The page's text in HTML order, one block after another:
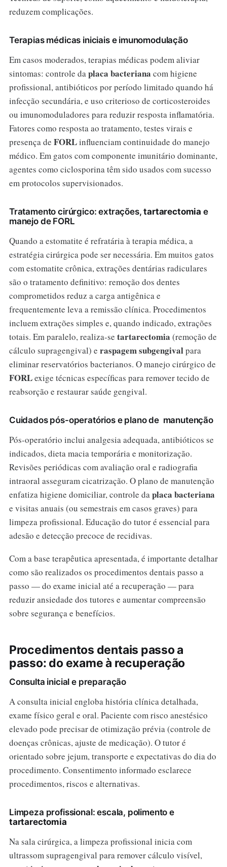
reduzem complicações.
Terapias médicas iniciais e imunomodulação
Em casos moderados, terapias médicas podem aliviar
sintomas: controle daplaca bacteriana com higiene
profissional, antibióticos por período limitado quando há
infecção secundária, e uso criterioso de corticosteroides
ou imunomoduladores para reduzir resposta inflamatória.
Fatores como resposta ao tratamento, testes virais e
presença de FORLinfluenciam continuidade do manejo
médico. Em gatos com componente imunitário dominante,
agentes como ciclosporina têm sido usados com sucesso
em protocolos supervisionados.
Tratamento cirúrgico: extrações,tartarectomia e
manejo de FORL
Quando a estomatite é refratária à terapia médica, a
estratégia cirúrgica pode ser necessária. Em muitos gatos
com estomatite crônica, extrações dentárias radiculares
são o tratamento definitivo: remoção dos dentes
comprometidos reduz a carga antigênica e
frequentemente leva a remissão clínica. Procedimentos
incluem extrações simples e, quando indicado, extrações
totais. Em paralelo, realiza-se tartarectomia (remoção de
cálculo supragengival) e raspagem subgengivalpara
eliminar reservatórios bacterianos. O manejo cirúrgico de
FORLexige técnicas específicas para remover tecido de
reabsorção e restaurar saúde gengival.
Cuidados pós-operatórios e plano de manutenção
Pós-operatório inclui analgesia adequada, antibióticos se
indicados, dieta macia temporária e monitorização.
Revisões periódicas com avaliação oral e radiografia
intraoral asseguram cicatrização. O plano de manutenção
enfatiza higiene domiciliar, controle daplaca bacteriana
e visitas anuais (ou semestrais em casos graves) para
limpeza profissional. Educação do tutor é essencial para
adesão e detecção precoce de recidivas.
Com a base terapêutica apresentada, é importante detalhar
como são realizados os procedimentos dentais passo a
passo — do exame inicial até a recuperação — para
reduzir ansiedade dos tutores e aumentar compreensão
sobre segurança e benefícios.
Procedimentos dentais passo a
passo: do exame à recuperação
Consulta inicial e preparação
A consulta inicial engloba história clínica detalhada,
exame físico geral e oral. Paciente com risco anestésico
elevado pode precisar de otimização prévia (controle de
doenças crônicas, ajuste de medicação). O tutor é
orientado sobre jejum, transporte e expectativas do dia do
procedimento. Consentimento informado esclarece
procedimentos, riscos e alternativas.
Limpeza profissional: escala, polimento e
tartarectomia
Na sala cirúrgica, a limpeza profissional inicia com
ultrassom supragengival para remover cálculo visível,